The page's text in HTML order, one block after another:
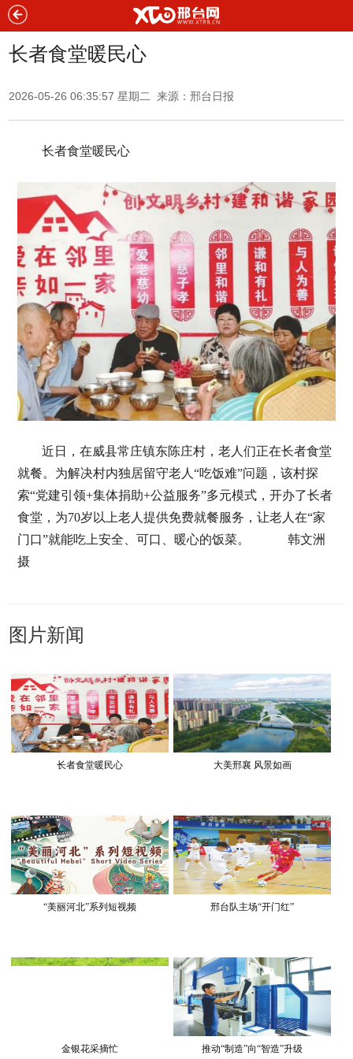
长者食堂暖民心
2026-05-26 06:35:57 星期二 来源：邢台日报
长者食堂暖民心
近日，在威县常庄镇东陈庄村，老人们正在长者食堂
就餐。为解决村内独居留守老人“吃饭难”问题，该村探
索“党建引领+集体捐助+公益服务”多元模式，开办了长者
食堂，为70岁以上老人提供免费就餐服务，让老人在“家
门口”就能吃上安全、可口、暖心的饭菜。 韩文洲
摄
图片新闻
长者食堂暖民心 大美邢襄 风景如画
“美丽河北”系列短视频 邢台队主场“开门红”
金银花采摘忙 推动“制造”向“智造”升级